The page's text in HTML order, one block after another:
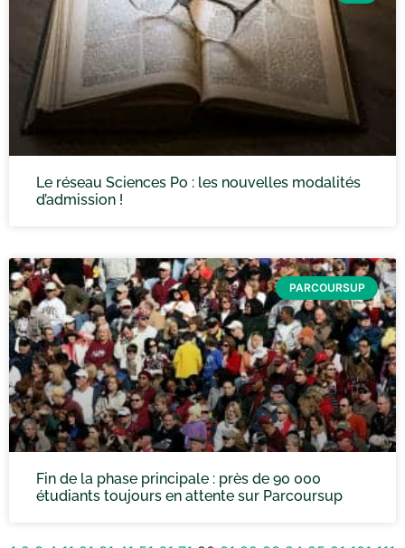
Le réseau Sciences Po : les nouvelles modalités
d’admission !
PARCOURSUP
Fin de la phase principale : près de 90 000
étudiants toujours en attente sur Parcoursup